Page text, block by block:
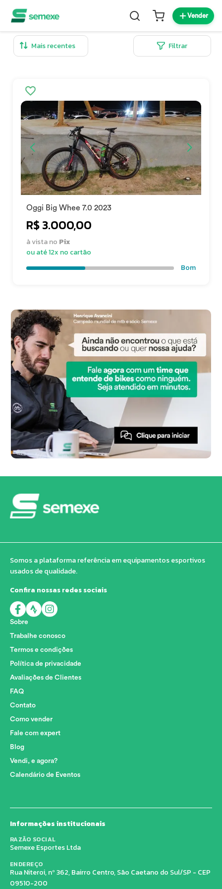
Vender
Filtrar
Oggi Big Whee 7.0 2023
R$ 3.000,00
à vista no Pix
ou até 12x no cartão
Bom
Somos a plataforma referência em equipamentos esportivos
usados de qualidade.
Confira nossas redes sociais
Sobre
Trabalhe conosco
Termos e condições
Política de privacidade
Avaliações de Clientes
FAQ
Contato
Como vender
Fale com expert
Blog
Vendi, e agora?
Calendário de Eventos
Informações institucionais
RAZÃO SOCIAL
Semexe Esportes Ltda
ENDEREÇO
Rua Niteroi, nº 362, Bairro Centro, São Caetano do Sul/SP - CEP
09510-200